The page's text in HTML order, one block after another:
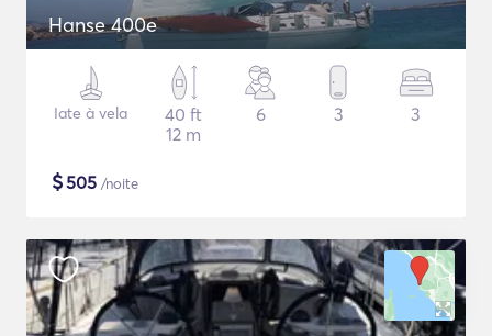
Hanse 400e
Iate à vela
40 ft
12 m
6 3 3
$505 /noite